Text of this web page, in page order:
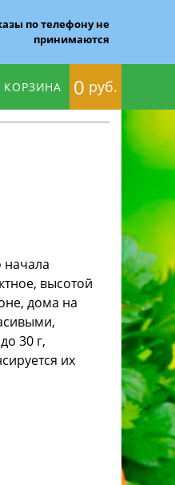
по телефону не
принимаются
КОРЗИНА 0 руб.
начала
высотой
дома на
30 г,
их